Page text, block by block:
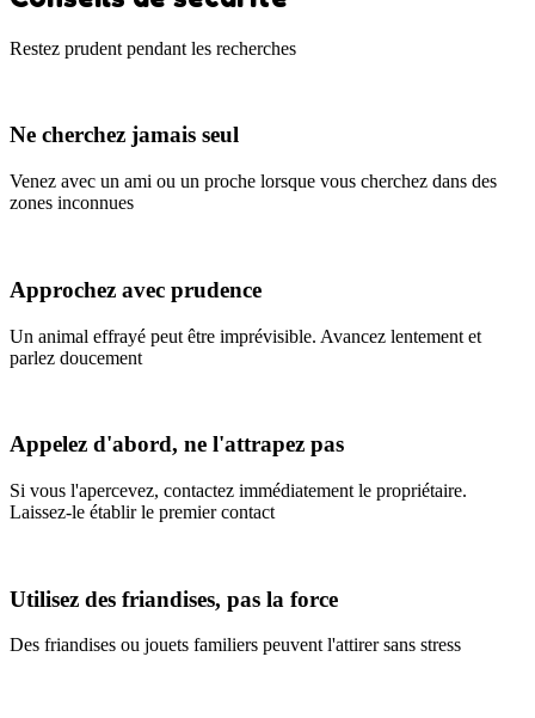
Restez prudent pendant les recherches
Ne cherchez jamais seul
Venez avec un ami ou un proche lorsque vous cherchez dans des
zones inconnues
Approchez avec prudence
Un animal effrayé peut être imprévisible. Avancez lentement et
parlez doucement
Appelez d'abord, ne l'attrapez pas
Si vous l'apercevez, contactez immédiatement le propriétaire.
Laissez-le établir le premier contact
Utilisez des friandises, pas la force
Des friandises ou jouets familiers peuvent l'attirer sans stress